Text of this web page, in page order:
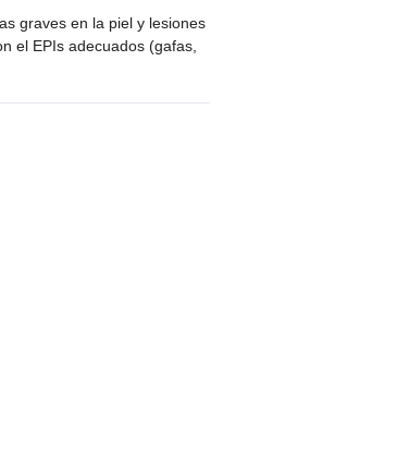
graves en la piel y lesiones
el EPIs adecuados (gafas,